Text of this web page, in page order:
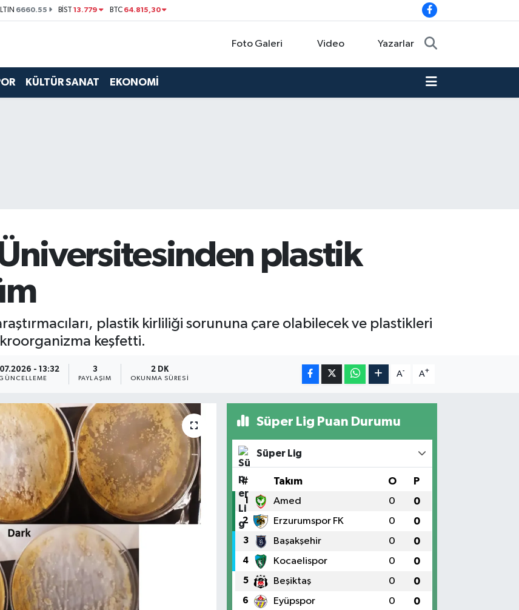
6660.55 BİST13.779 BTC 64.815,30
Foto Galeri Video Yazarlar
KÜLTÜR SANAT EKONOMİ
plastik
plastik kirliliği sorununa çare olabilecek ve plastikleri
keşfetti.
- 13:32 3
PAYLAŞIM
2 DK
OKUNMA SÜRESI
A- A+
Süper Lig Puan Durumu
Süper Lig
# Takım O P
1 Amed 0 0
2 Erzurumspor FK 0 0
3 Başakşehir 0 0
4 Kocaelispor 0 0
5 Beşiktaş 0 0
6 Eyüpspor 0 0